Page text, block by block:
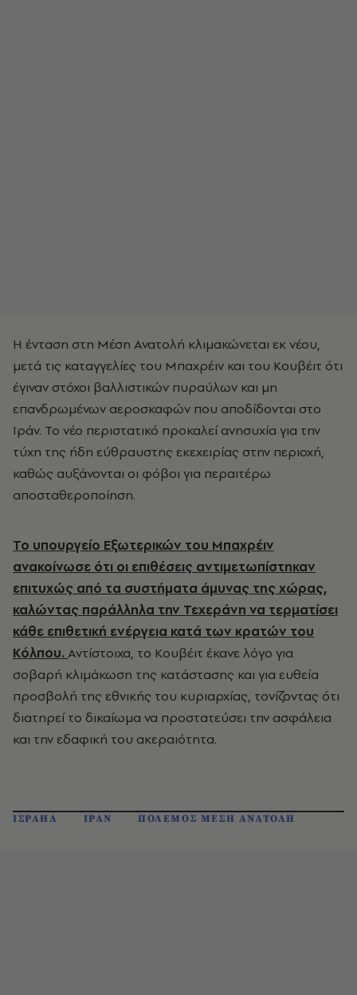
Η ένταση στη Μέση Ανατολή κλιμακώνεται εκ νέου,
μετά τις καταγγελίες του Μπαχρέιν και του Κουβέιτ ότι
έγιναν στόχοι βαλλιστικών πυραύλων και μη
επανδρωμένων αεροσκαφών που αποδίδονται στο
Ιράν. Το νέο περιστατικό προκαλεί ανησυχία για την
τύχη της ήδη εύθραυστης εκεχειρίας στην περιοχή,
καθώς αυξάνονται οι φόβοι για περαιτέρω
αποσταθεροποίηση.
Το υπουργείο Εξωτερικών του Μπαχρέιν
ανακοίνωσε ότι οι επιθέσεις αντιμετωπίστηκαν
επιτυχώς από τα συστήματα άμυνας της χώρας,
καλώντας παράλληλα την Τεχεράνη να τερματίσει
κάθε επιθετική ενέργεια κατά των κρατών του
Κόλπου. Αντίστοιχα, το Κουβέιτ έκανε λόγο για
σοβαρή κλιμάκωση της κατάστασης και για ευθεία
προσβολή της εθνικής του κυριαρχίας, τονίζοντας ότι
διατηρεί το δικαίωμα να προστατεύσει την ασφάλεια
και την εδαφική του ακεραιότητα.
ΙΣΡΑΗΛ ΙΡΑΝ ΠΟΛΕΜΟΣ ΜΕΣΗ ΑΝΑΤΟΛΗ